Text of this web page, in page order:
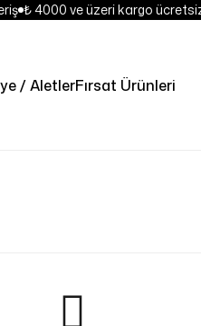
₺ 4000 ve üzeri kargo ücretsiz
/ AletlerFırsat Ürünleri